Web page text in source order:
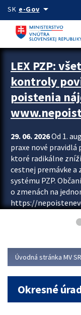
Preskocit na hlavný
SK e-Govarrow_drop_down
Zastavit automatický
LEX PZP:
kontroly
poistenia
29. 06. 2026Od 1.
praxe nové
ktoré radikálne
cestnej premávke a
systému PZP.
o zmenách na
https://
asociácie poisťovní
Viac
Úvodná stránka MV SR
Okresné